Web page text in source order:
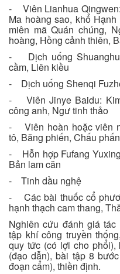
- Viên Lianhua
Ma hoàng sao, khổ
miên mã Quán chúng,
hoàng, Hồng cảnh thiên,
- Dịch uống
cầm, Liên kiều
- Dịch uống Shenqi
- Viên Jinye Baidu:
công anh, Ngư tinh thảo
- Viên hoàn hoặc viên
tô, Băng phiến, Chấu
- Hỗn hợp Fufang
Bản lam căn
- Tinh dầu nghệ
- Các bài thuốc cổ
hạnh thạch cam thang,
Nghiên cứu đánh giá
tập khí công truyền
quy tức (có lợi cho
(đạo dẫn), bài tập 8
đoạn cẩm), thiền định.